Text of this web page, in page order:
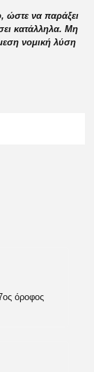
ώστε να παράξει
κατάλληλα. Μη
νομική λύση
όροφος